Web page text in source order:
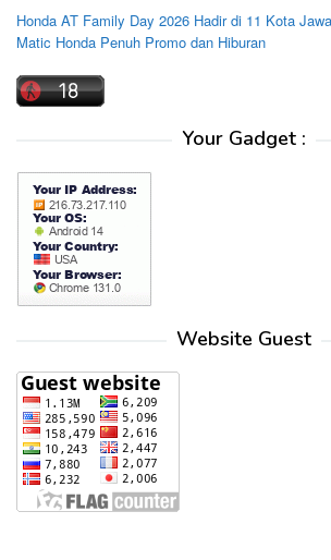
Honda AT Family Day 2026 Hadir di 11 Kota
Matic Honda Penuh Promo dan Hiburan
Your Gadget :
Website Guest